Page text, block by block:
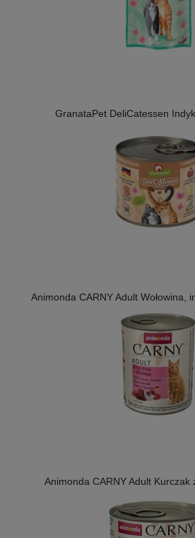
GranataPet DeliCatessen
Animonda CARNY Adult Wołowina,
Animonda CARNY Adult Kurczak